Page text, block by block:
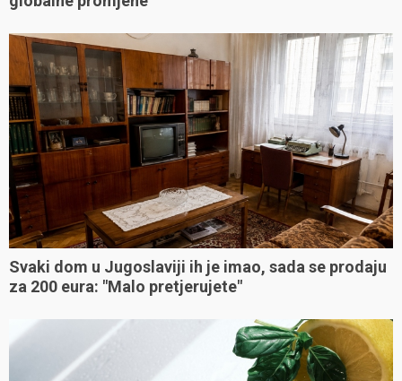
Svaki dom u Jugoslaviji ih je imao, sada se prodaju
za 200 eura: "Malo pretjerujete"